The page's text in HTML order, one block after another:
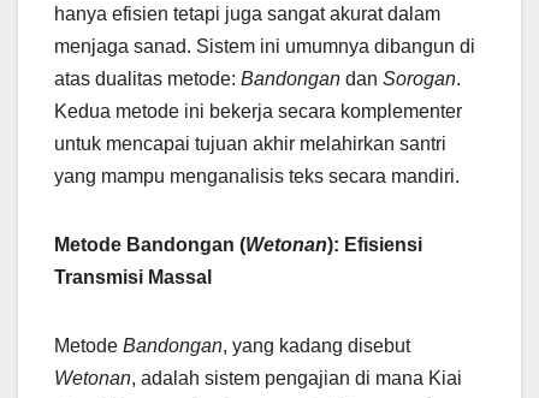
hanya efisien tetapi juga sangat akurat dalam
menjaga sanad. Sistem ini umumnya dibangun di
atas dualitas metode: Bandongan dan Sorogan.
Kedua metode ini bekerja secara komplementer
untuk mencapai tujuan akhir melahirkan santri
yang mampu menganalisis teks secara mandiri.
Metode Bandongan (Wetonan): Efisiensi
Transmisi Massal
Metode Bandongan, yang kadang disebut
Wetonan, adalah sistem pengajian di mana Kiai